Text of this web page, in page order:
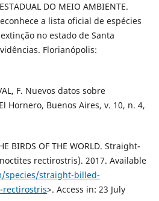
DO MEIO AMBIENTE.
a lista oficial de espécies
no estado de Santa
Florianópolis:
F. Nuevos datos sobre
Hornero, Buenos Aires, v. 10, n. 4,
BIRDS OF THE WORLD. Straight-
rectirostris). 2017. Available
species/straight-billed-
rectirostris>. Access in: 23 July